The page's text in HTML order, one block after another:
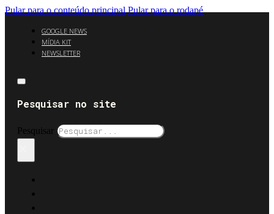
Pular para o conteúdo principal Pular para o rodapé
GOOGLE NEWS
MÍDIA KIT
NEWSLETTER
Pesquisar no site
Pesquisar